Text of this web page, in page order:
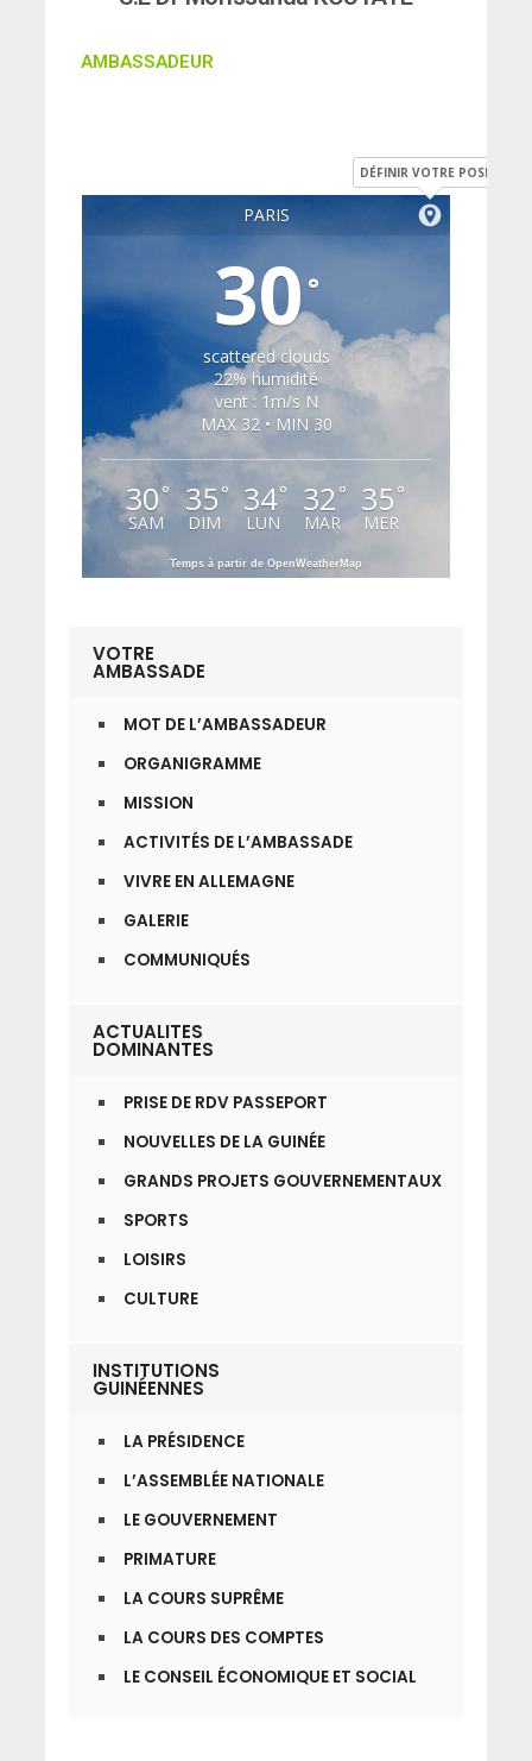
AMBASSADEUR
PARIS
DÉFINIR VOTRE POSITION
30°
scattered clouds
22% humidité
vent : 1m/s N
MAX 32 • MIN 30
30°
SAM
35°
DIM
34°
LUN
32 °
MAR
35 °
MER
Temps à partir de OpenWeatherMap
VOTRE
AMBASSADE
MOT DE L’AMBASSADEUR
ORGANIGRAMME
MISSION
ACTIVITÉS DE L’AMBASSADE
VIVRE EN ALLEMAGNE
GALERIE
COMMUNIQUÉS
ACTUALITES
DOMINANTES
PRISE DE RDV PASSEPORT
NOUVELLES DE LA GUINÉE
GRANDS PROJETS GOUVERNEMENTAUX
SPORTS
LOISIRS
CULTURE
INSTITUTIONS
GUINÉENNES
LA PRÉSIDENCE
L’ASSEMBLÉE NATIONALE
LE GOUVERNEMENT
PRIMATURE
LA COURS SUPRÊME
LA COURS DES COMPTES
LE CONSEIL ÉCONOMIQUE ET SOCIAL